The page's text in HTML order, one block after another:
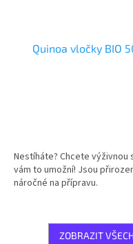
Quinoa vločky BIO
Nestíháte? Chcete výživnou
vám to umožní! Jsou
náročné na přípravu.
ZOBRAZIT